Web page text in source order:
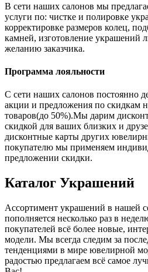
В сети наших салонов мы
услуги по: чистке и полировке
корректировке размеров колец,
камней, изготовление украшений
желанию заказчика.
Программа лояльности
С сети наших салонов постоянно
акции и предложения по скидкам
товаров(до 50%).Мы дарим
скидкой для ваших близких и
дисконтные карты других
покупателю мы применяем
предложении скидки.
Каталог Украшений
Ассортимент украшений в нашей
пополняется несколько раз в
покупателей всё более новые,
модели. Мы всегда следим за
тенденциями в мире ювелирной
радостью предлагаем всё самое